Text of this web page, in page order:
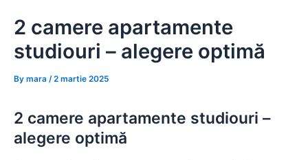
2 camere apartamente
studiouri – alegere optimă
By mara /2 martie 2025
2 camere apartamente studiouri –
alegere optimă